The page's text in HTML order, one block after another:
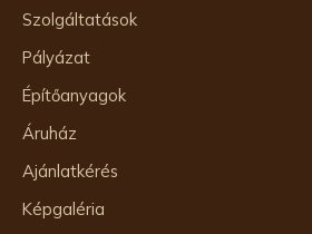
Szolgáltatások
Pályázat
Építőanyagok
Áruház
Ajánlatkérés
Képgaléria